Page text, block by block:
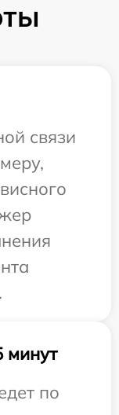
связи
минут
по